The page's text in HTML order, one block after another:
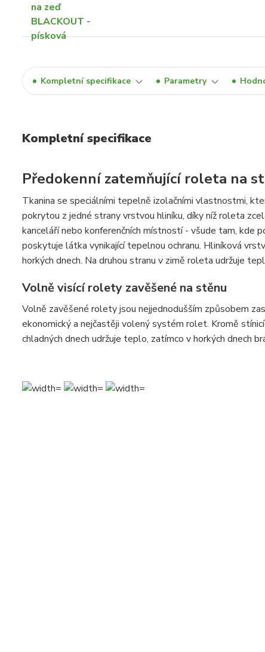
Kompletní specifikace Parametry
Kompletní specifikace
Předokenní zatemňující roleta na
Tkanina se speciálními tepelně izolačními vlastnostmi,
pokrytou z jedné strany vrstvou hliníku, díky níž roleta
kanceláří nebo konferenčních místností - všude tam,
poskytuje látka vynikající tepelnou ochranu. Hliníková
horkých dnech. Na druhou stranu v zimě roleta udržuje
Volně visící rolety zavěšené na stěnu
Volně zavěšené rolety jsou nejjednodušším způsobem
ekonomický a nejčastěji volený systém rolet. Kromě
chladných dnech udržuje teplo, zatímco v horkých dnech